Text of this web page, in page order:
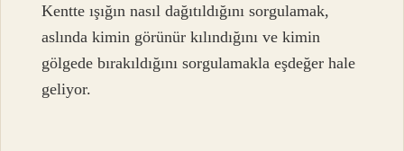
Kentte ışığın nasıl dağıtıldığını sorgulamak,
aslında kimin görünür kılındığını ve kimin
gölgede bırakıldığını sorgulamakla eşdeğer hale
geliyor.